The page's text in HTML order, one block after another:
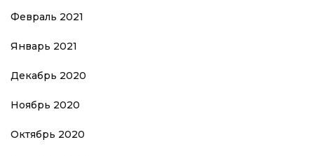
Февраль 2021
Январь 2021
Декабрь 2020
Ноябрь 2020
Октябрь 2020